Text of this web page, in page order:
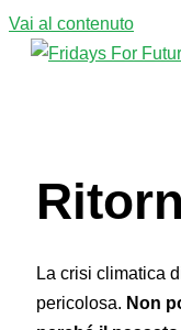
Vai al contenuto
La crisi climatica
pericolosa. Non